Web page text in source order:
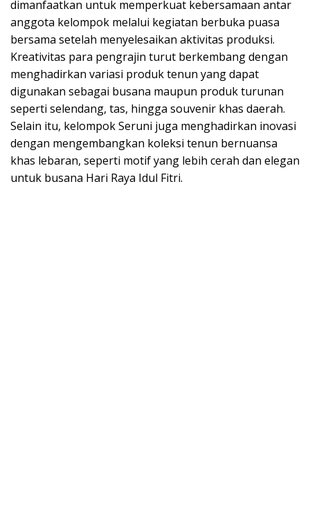
dimanfaatkan untuk memperkuat kebersamaan antar
anggota kelompok melalui kegiatan berbuka puasa
bersama setelah menyelesaikan aktivitas produksi.
Kreativitas para pengrajin turut berkembang dengan
menghadirkan variasi produk tenun yang dapat
digunakan sebagai busana maupun produk turunan
seperti selendang, tas, hingga souvenir khas daerah.
Selain itu, kelompok Seruni juga menghadirkan inovasi
dengan mengembangkan koleksi tenun bernuansa
khas lebaran, seperti motif yang lebih cerah dan elegan
untuk busana Hari Raya Idul Fitri.